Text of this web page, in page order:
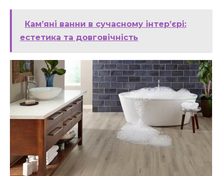
Кам’яні ванни в сучасному інтер’єрі:
естетика та довговічність